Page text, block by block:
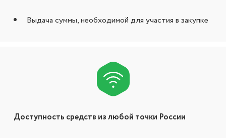
Выдача суммы, необходимой для участия в закупке
Доступность средств из любой точки России